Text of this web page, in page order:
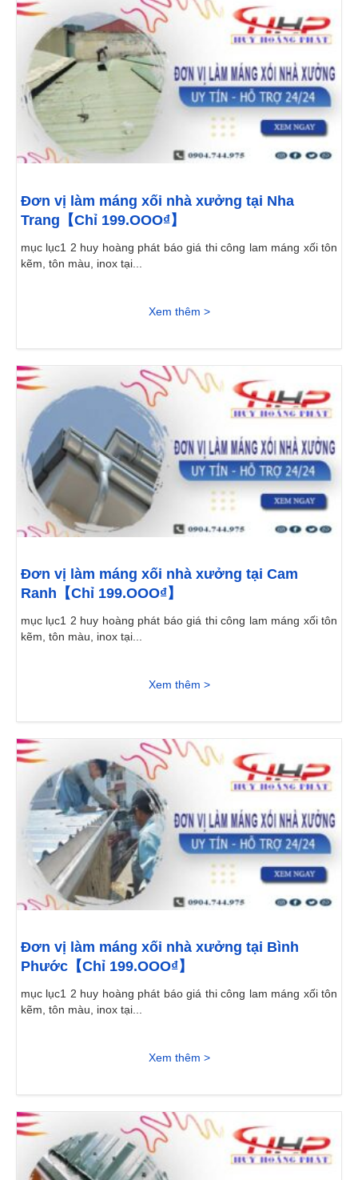
Đơn vị làm máng xối nhà xưởng tại Nha
Trang【Chỉ 199.OOO₫】
mục lục1 2 huy hoàng phát báo giá thi công lam máng xối tôn
kẽm, tôn màu, inox tại...
Xem thêm >
Đơn vị làm máng xối nhà xưởng tại Cam
Ranh【Chỉ 199.OOO₫】
mục lục1 2 huy hoàng phát báo giá thi công lam máng xối tôn
kẽm, tôn màu, inox tại...
Xem thêm >
Đơn vị làm máng xối nhà xưởng tại Bình
Phước【Chỉ 199.OOO₫】
mục lục1 2 huy hoàng phát báo giá thi công lam máng xối tôn
kẽm, tôn màu, inox tại...
Xem thêm >